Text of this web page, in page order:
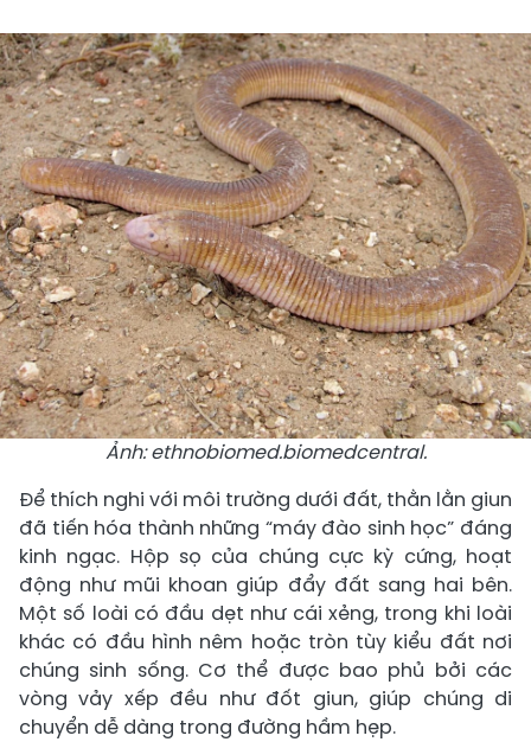
Ảnh: ethnobiomed.biomedcentral.
Để thích nghi với môi trường dưới đất, thằn lằn giun
đã tiến hóa thành những “máy đào sinh học” đáng
kinh ngạc. Hộp sọ của chúng cực kỳ cứng, hoạt
động như mũi khoan giúp đẩy đất sang hai bên.
Một số loài có đầu dẹt như cái xẻng, trong khi loài
khác có đầu hình nêm hoặc tròn tùy kiểu đất nơi
chúng sinh sống. Cơ thể được bao phủ bởi các
vòng vảy xếp đều như đốt giun, giúp chúng di
chuyển dễ dàng trong đường hầm hẹp.